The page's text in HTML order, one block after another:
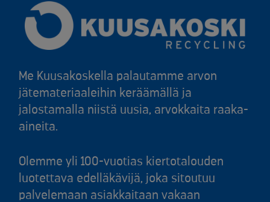
Me Kuusakoskella palautamme arvon
jätemateriaaleihin keräämällä ja
jalostamalla niistä uusia, arvokkaita raaka-
aineita.
Olemme yli 100-vuotias kiertotalouden
luotettava edelläkävijä, joka sitoutuu
palvelemaan asiakkaitaan vakaan